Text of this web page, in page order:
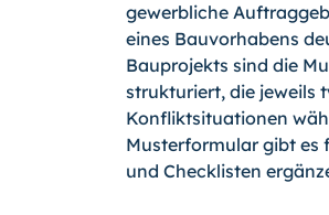
gewerbliche
eines Bauvorhabens
Bauprojekts sind die
strukturiert, die jeweils
Konfliktsituationen
Musterformular gibt es
und Checklisten